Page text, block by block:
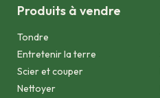
Produits à vendre
Tondre
Entretenir la terre
Scier et couper
Nettoyer